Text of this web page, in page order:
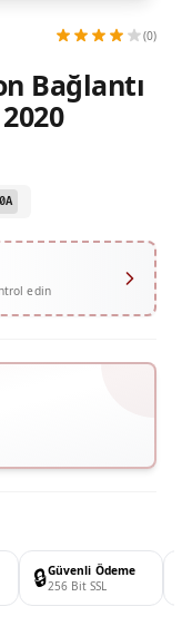
(0)
Bağlantı
edin
🔒Güvenli Ödeme
256 Bit SSL